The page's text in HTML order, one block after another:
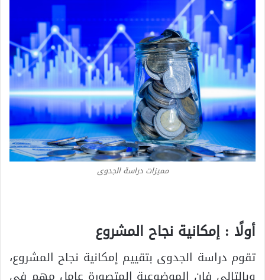
مميزات دراسة الجدوى
أولًا : إمكانية نجاح المشروع
تقوم دراسة الجدوى بتقييم إمكانية نجاح المشروع،